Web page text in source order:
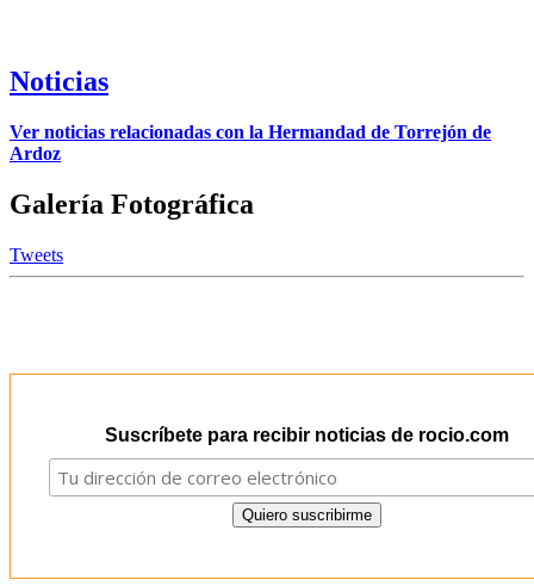
Noticias
Ver noticias relacionadas con la Hermandad de Torrejón de
Ardoz
Galería Fotográfica
Tweets
Suscríbete para recibir noticias de rocio.com